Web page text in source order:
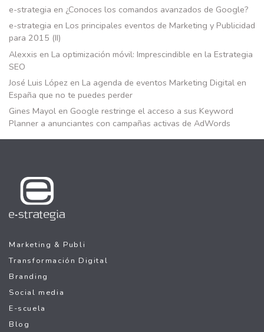
e-strategia en ¿Conoces los comandos avanzados de Google?
e-strategia en Los principales eventos de Marketing y Publicidad
para 2015 (II)
Alexxis en La optimización móvil: Imprescindible en la Estrategia
SEO
José Luis López en La agenda de eventos Marketing Digital en
España que no te puedes perder
Gines Mayol en Google restringe el acceso a sus Keyword
Planner a anunciantes con campañas activas de AdWords
Marketing & Publi
Transformación Digital
Branding
Social media
E-scuela
Blog